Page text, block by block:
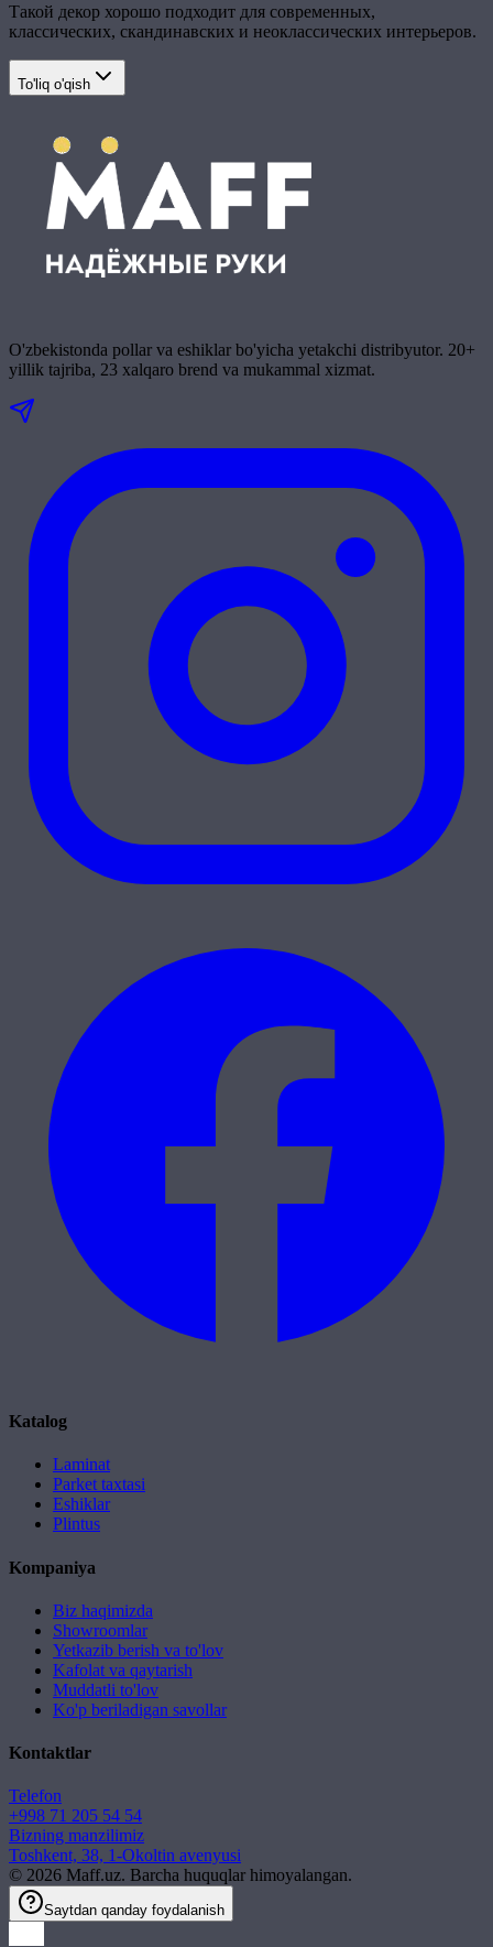
Такой декор хорошо подходит для современных,
классических, скандинавских и неоклассических интерьеров.
To'liq o'qish
O'zbekistonda pollar va eshiklar bo'yicha yetakchi distribyutor. 20+
yillik tajriba, 23 xalqaro brend va mukammal xizmat.
Katalog
Laminat
Parket taxtasi
Eshiklar
Plintus
Kompaniya
Biz haqimizda
Showroomlar
Yetkazib berish va to'lov
Kafolat va qaytarish
Muddatli to'lov
Ko'p beriladigan savollar
Kontaktlar
Telefon
+998 71 205 54 54
Bizning manzilimiz
Toshkent, 38, 1-Okoltin avenyusi
© 2026 Maff.uz. Barcha huquqlar himoyalangan.
Saytdan qanday foydalanish